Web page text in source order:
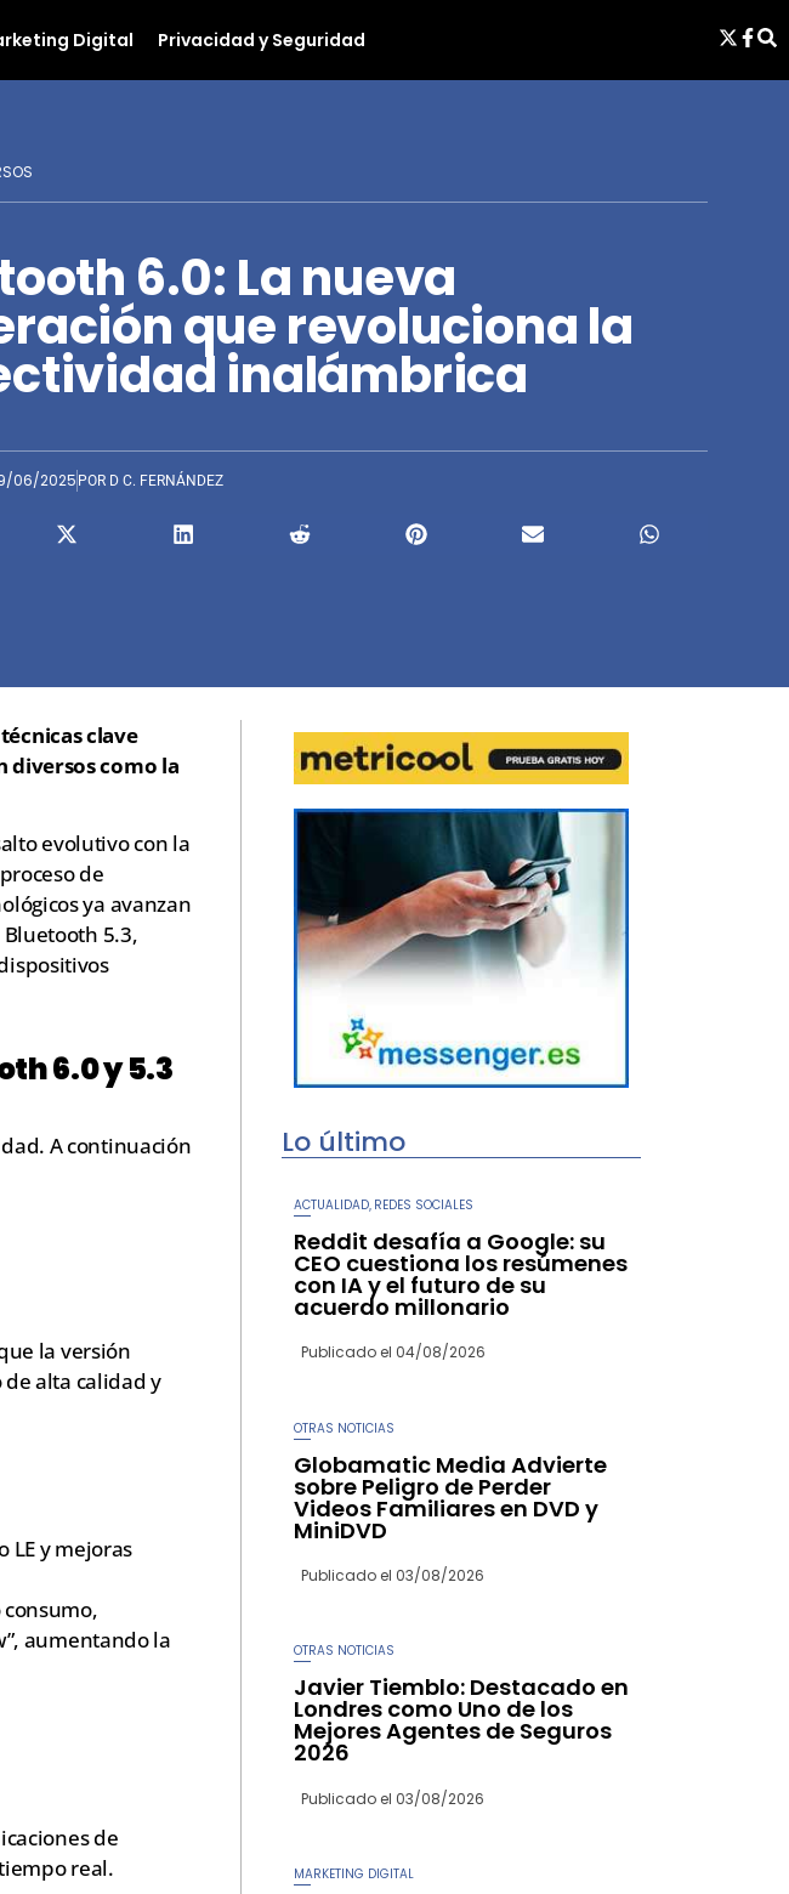
Digital Privacidad y Seguridad
6.0: La nueva
que revoluciona la
inalámbrica
06/2025 POR D C. FERNÁNDEZ
clave
diversos como la
evolutivo con la
de
ya avanzan
5.3,
6.0 y 5.3
A continuación
la versión
alta calidad y
LE y mejoras
aumentando la
de
real.
Lo último
ACTUALIDAD REDES SOCIALES
Reddit desafía a Google: su
CEO cuestiona los resúmenes
con IA y el futuro de su
acuerdo millonario
Publicado el 04/08/2026
OTRAS NOTICIAS
Globamatic Media Advierte
sobre Peligro de Perder
Videos Familiares en DVD y
MiniDVD
Publicado el 03/08/2026
OTRAS NOTICIAS
Javier Tiemblo: Destacado en
Londres como Uno de los
Mejores Agentes de Seguros
2026
Publicado el 03/08/2026
MARKETING DIGITAL